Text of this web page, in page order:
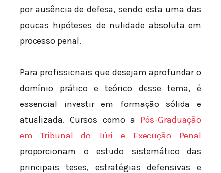
por ausência de defesa, sendo esta uma das
poucas hipóteses de nulidade absoluta em
processo penal.
Para profissionais que desejam aprofundar o
domínio prático e teórico desse tema, é
essencial investir em formação sólida e
atualizada. Cursos como a Pós-Graduação
em Tribunal do Júri e Execução Penal
proporcionam o estudo sistemático das
principais teses, estratégias defensivas e